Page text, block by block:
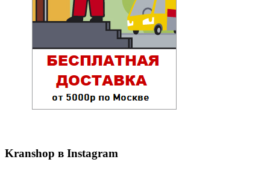
Kranshop в Instagram